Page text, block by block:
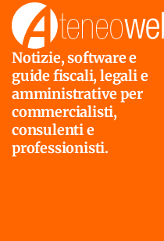
Notizie, software e
guide fiscali, legali e
amministrative per
commercialisti,
consulenti e
professionisti.